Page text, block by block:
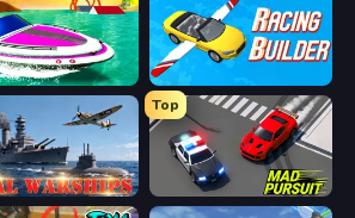
Racing Racing Builder
Top
Mad Pursuit